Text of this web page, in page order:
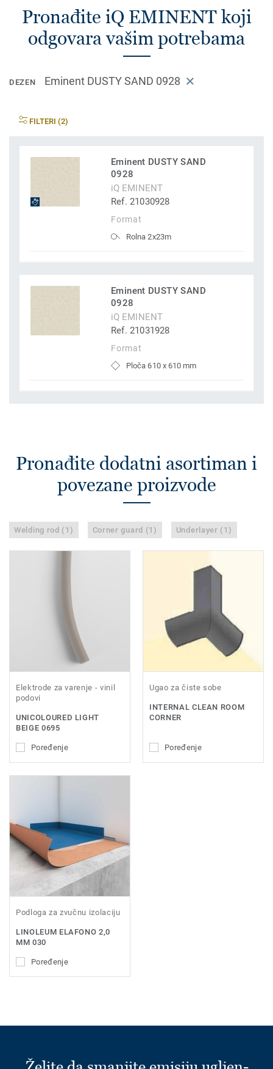
Pronađite iQ EMINENT koji
odgovara vašim potrebama
DEZEN Eminent DUSTY SAND 0928
FILTERI (2)
Eminent DUSTY SAND
0928
iQ EMINENT
Ref. 21030928
Format
Rolna 2x23m
Eminent DUSTY SAND
0928
iQ EMINENT
Ref. 21031928
Format
Ploča 610 x 610 mm
Pronađite dodatni asortiman i
povezane proizvode
Welding rod (1) Corner guard (1) Underlayer (1)
Elektrode za varenje - vinil
podovi
UNICOLOURED LIGHT
BEIGE 0695
Poređenje
Ugao za čiste sobe
INTERNAL CLEAN ROOM
CORNER
Poređenje
Podloga za zvučnu izolaciju
LINOLEUM ELAFONO 2,0
MM 030
Poređenje